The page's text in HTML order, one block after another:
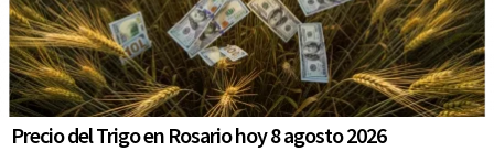
Precio del Trigo en Rosario hoy 8 agosto 2026